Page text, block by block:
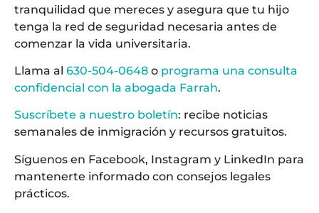
tranquilidad que mereces y asegura que tu hijo
tenga la red de seguridad necesaria antes de
comenzar la vida universitaria.
Llama al 630-504-0648 o programa una consulta
confidencial con la abogada Farrah.
Suscríbete a nuestro boletín: recibe noticias
semanales de inmigración y recursos gratuitos.
Síguenos en Facebook, Instagram y LinkedIn para
mantenerte informado con consejos legales
prácticos.